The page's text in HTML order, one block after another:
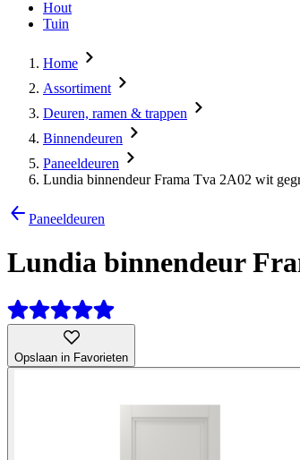
Hout
Tuin
Home
Assortiment
Deuren, ramen & trappen
Binnendeuren
Paneeldeuren
Lundia binnendeur Frama Tva 2A02 wit
Paneeldeuren
Lundia binnendeur
Opslaan in Favorieten